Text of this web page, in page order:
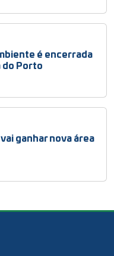
é encerrada
do Porto
ganhar nova área